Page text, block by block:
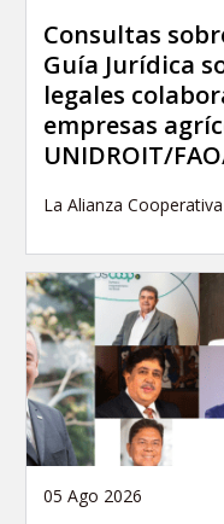
Consultas
Guía Jurídica
legales
empresas
UNIDROIT/
La Alianza
05 Ago 2026